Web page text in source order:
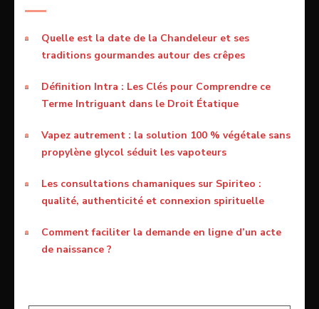
Quelle est la date de la Chandeleur et ses
traditions gourmandes autour des crêpes
Définition Intra : Les Clés pour Comprendre ce
Terme Intriguant dans le Droit Étatique
Vapez autrement : la solution 100 % végétale sans
propylène glycol séduit les vapoteurs
Les consultations chamaniques sur Spiriteo :
qualité, authenticité et connexion spirituelle
Comment faciliter la demande en ligne d’un acte
de naissance ?